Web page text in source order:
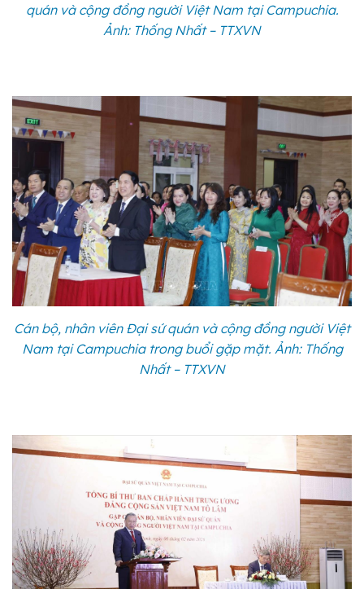
quán và cộng đồng người Việt Nam tại Campuchia.
Ảnh: Thống Nhất – TTXVN
Cán bộ, nhân viên Đại sứ quán và cộng đồng người Việt
Nam tại Campuchia trong buổi gặp mặt. Ảnh: Thống
Nhất – TTXVN